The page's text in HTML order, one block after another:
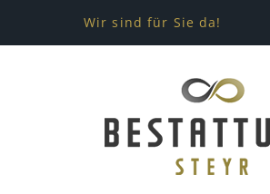
Wir sind für Sie da!